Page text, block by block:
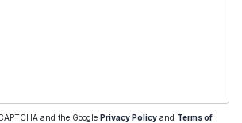
and the Google Privacy Policy and Terms of